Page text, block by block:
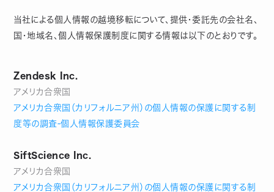
当社による個人情報の越境移転について、提供・委託先の会社名、
国・地域名、個人情報保護制度に関する情報は以下のとおりです。
Zendesk Inc.
アメリカ合衆国
アメリカ合衆国（カリフォルニア州）の個人情報の保護に関する制
度等の調査‐個人情報保護委員会
SiftScience Inc.
アメリカ合衆国
アメリカ合衆国（カリフォルニア州）の個人情報の保護に関する制